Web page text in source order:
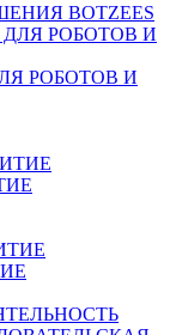
BOTZEES
РОБОТОВ И